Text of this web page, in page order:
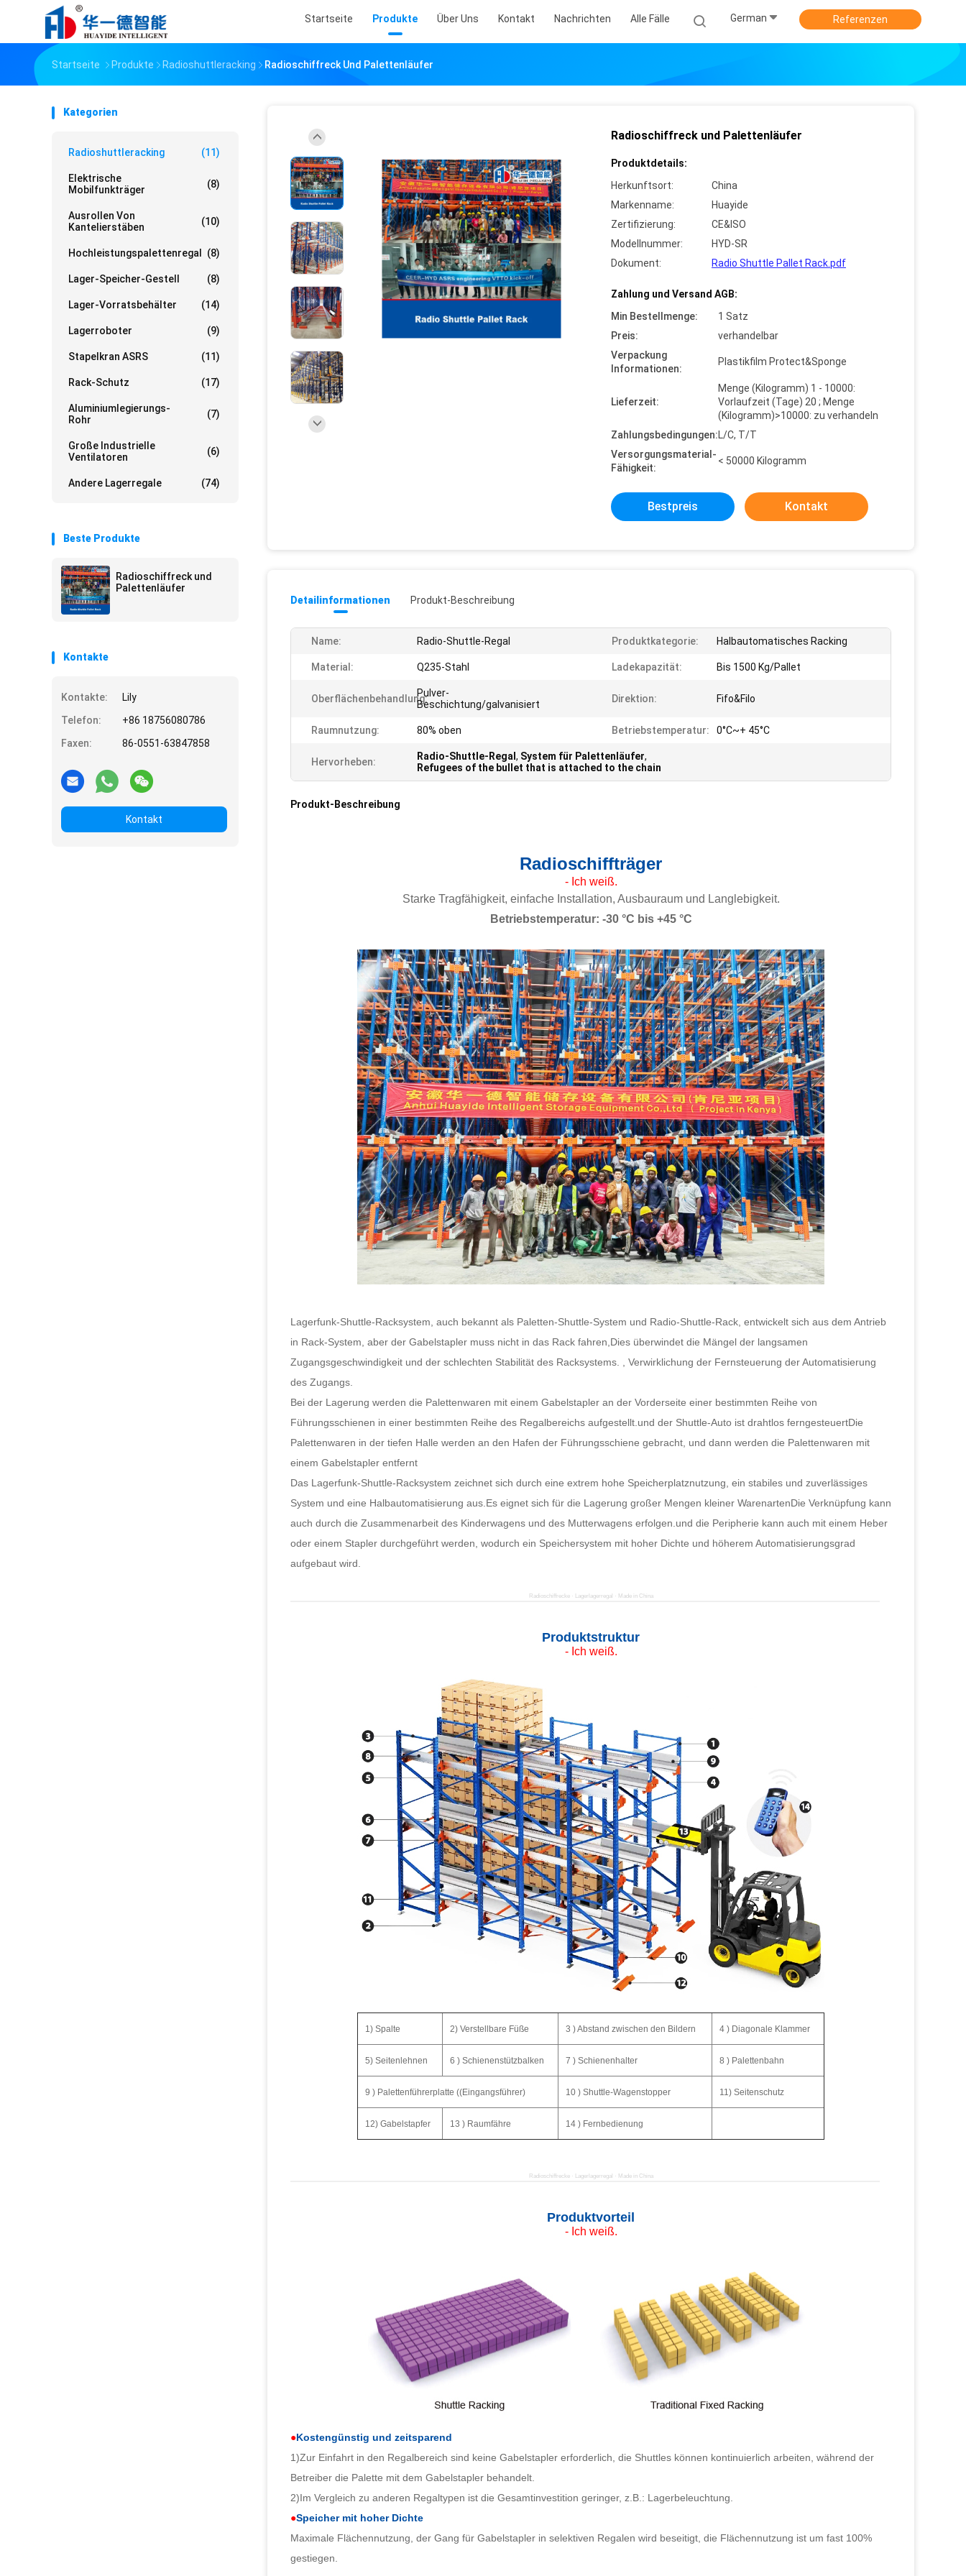
Startseite Produkte Über Uns Kontakt Nachrichten Alle Fälle German Referenzen
Startseite Produkte Radioshuttleracking Radioschiffreck Und Palettenläufer
Kategorien
Radioshuttleracking (11)
Elektrische
Mobilfunkträger
(8)
Ausrollen Von
Kantelierstäben
(10)
Hochleistungspalettenregal (8)
Lager-Speicher-Gestell (8)
Lager-Vorratsbehälter (14)
Lagerroboter (9)
Stapelkran ASRS (11)
Rack-Schutz (17)
Aluminiumlegierungs-
Rohr
(7)
Große Industrielle
Ventilatoren
(6)
Andere Lagerregale (74)
Beste Produkte
Radioschiffreck und
Palettenläufer
Kontakte
Kontakte:
Lily
Telefon:
+86 18756080786
Faxen:
86-0551-63847858
Kontakt
Radioschiffreck und Palettenläufer
Produktdetails:
Herkunftsort:
China
Markenname:
Huayide
Zertifizierung:
CE&ISO
Modellnummer:
HYD-SR
Dokument:
Radio Shuttle Pallet Rack.pdf
Zahlung und Versand AGB:
Min Bestellmenge:
1 Satz
Preis:
verhandelbar
Verpackung
Informationen:
Plastikfilm Protect&Sponge
Lieferzeit:
Menge (Kilogramm) 1 - 10000:
Vorlaufzeit (Tage) 20 ; Menge
(Kilogramm)>10000: zu verhandeln
Zahlungsbedingungen:L/C, T/T
Versorgungsmaterial-
Fähigkeit:
< 50000 Kilogramm
Bestpreis Kontakt
Detailinformationen Produkt-Beschreibung
Name: Radio-Shuttle-Regal Produktkategorie: Halbautomatisches Racking
Material: Q235-Stahl Ladekapazität: Bis 1500 Kg/Pallet
Oberflächenbehandlung:Pulver-
Beschichtung/galvanisiert
Direktion: Fifo&Filo
Raumnutzung: 80% oben Betriebstemperatur: 0°C~+ 45°C
Hervorheben: Radio-Shuttle-Regal , System für Palettenläufer,
Refugees of the bullet that is attached to the chain
Produkt-Beschreibung
Radioschiffträger
- Ich weiß.
Starke Tragfähigkeit, einfache Installation, Ausbauraum und Langlebigkeit.
Betriebstemperatur: -30 °C bis +45 °C
Lagerfunk-Shuttle-Racksystem, auch bekannt als Paletten-Shuttle-System und Radio-Shuttle-Rack, entwickelt sich aus dem Antrieb
in Rack-System, aber der Gabelstapler muss nicht in das Rack fahren,Dies überwindet die Mängel der langsamen
Zugangsgeschwindigkeit und der schlechten Stabilität des Racksystems. , Verwirklichung der Fernsteuerung der Automatisierung
des Zugangs.
Bei der Lagerung werden die Palettenwaren mit einem Gabelstapler an der Vorderseite einer bestimmten Reihe von
Führungsschienen in einer bestimmten Reihe des Regalbereichs aufgestellt.und der Shuttle-Auto ist drahtlos ferngesteuertDie
Palettenwaren in der tiefen Halle werden an den Hafen der Führungsschiene gebracht, und dann werden die Palettenwaren mit
einem Gabelstapler entfernt
Das Lagerfunk-Shuttle-Racksystem zeichnet sich durch eine extrem hohe Speicherplatznutzung, ein stabiles und zuverlässiges
System und eine Halbautomatisierung aus.Es eignet sich für die Lagerung großer Mengen kleiner WarenartenDie Verknüpfung kann
auch durch die Zusammenarbeit des Kinderwagens und des Mutterwagens erfolgen.und die Peripherie kann auch mit einem Heber
oder einem Stapler durchgeführt werden, wodurch ein Speichersystem mit hoher Dichte und höherem Automatisierungsgrad
aufgebaut wird.
Radioschiffrecke · Lagerlagerregal · Made in China
Produktstruktur
- Ich weiß.
1) Spalte 2) Verstellbare Füße 3 ) Abstand zwischen den Bildern 4 ) Diagonale Klammer
5) Seitenlehnen 6 ) Schienenstützbalken 7 ) Schienenhalter 8 ) Palettenbahn
9 ) Palettenführerplatte ((Eingangsführer) 10 ) Shuttle-Wagenstopper 11) Seitenschutz
12) Gabelstapfer 13 ) Raumfähre 14 ) Fernbedienung
Radioschiffrecke · Lagerlagerregal · Made in China
Produktvorteil
- Ich weiß.
●Kostengünstig und zeitsparend
1)Zur Einfahrt in den Regalbereich sind keine Gabelstapler erforderlich, die Shuttles können kontinuierlich arbeiten, während der
Betreiber die Palette mit dem Gabelstapler behandelt.
2)Im Vergleich zu anderen Regaltypen ist die Gesamtinvestition geringer, z.B.: Lagerbeleuchtung.
●Speicher mit hoher Dichte
Maximale Flächennutzung, der Gang für Gabelstapler in selektiven Regalen wird beseitigt, die Flächennutzung ist um fast 100%
gestiegen.